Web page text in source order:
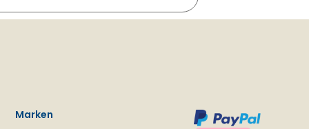
Marken